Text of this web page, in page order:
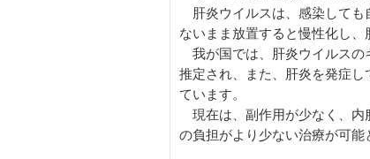
肝炎ウイルスは、感染しても
ないまま放置すると慢性化し、
我が国では、肝炎ウイルスの
推定され、また、肝炎を発症
ています。
現在は、副作用が少なく、内
の負担がより少ない治療が可能